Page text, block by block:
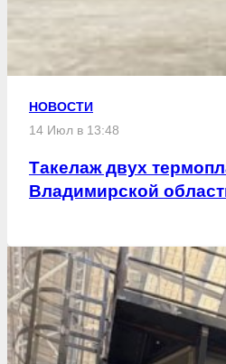
НОВОСТИ
14 Июл в 13:48
Такелаж двух
Владимирской